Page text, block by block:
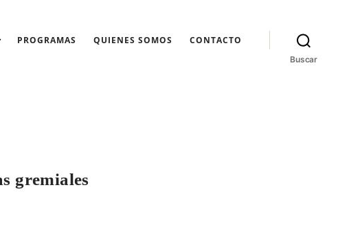
PROGRAMAS QUIENES SOMOS CONTACTO
Buscar
gremiales